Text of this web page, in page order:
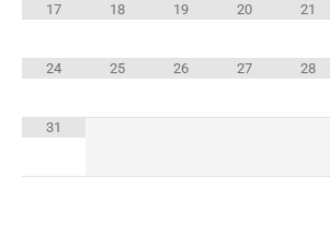
17 18 19 20 21
24 25 26 27 28
31